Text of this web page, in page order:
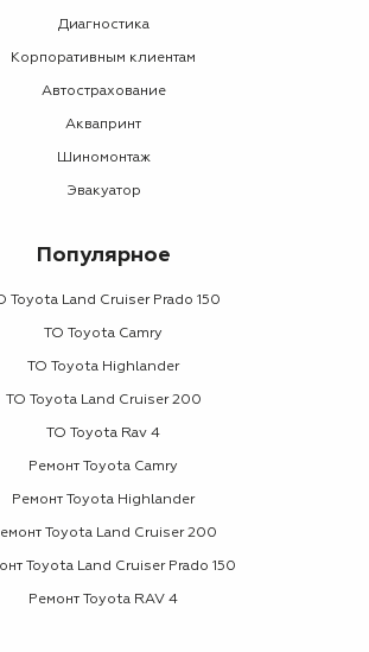
Диагностика
Корпоративным клиентам
Автострахование
Аквапринт
Шиномонтаж
Эвакуатор
Популярное
Toyota Land Cruiser Prado 150
ТО Toyota Camry
ТО Toyota Highlander
ТО Toyota Land Cruiser 200
ТО Toyota Rav 4
Ремонт Toyota Camry
Ремонт Toyota Highlander
Toyota Land Cruiser 200
Toyota Land Cruiser Prado 150
Ремонт Toyota RAV 4